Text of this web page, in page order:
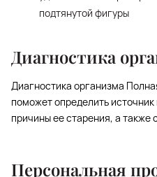
подтянутой фигуры
Диагностика
Диагностика организма
поможет определить
причины ее старения, а также
Персональная